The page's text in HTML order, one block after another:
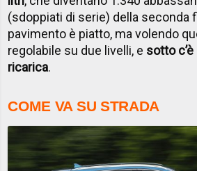
(sdoppiati di serie) della seconda
pavimento è piatto, ma volendo
regolabile su due livelli, e sotto
ricarica.
COME VA SU STRADA